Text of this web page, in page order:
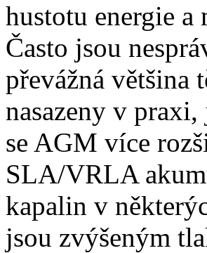
hustotu energie
Často jsou
převážná většina
nasazeny v
se AGM více
SLA/VRLA
kapalin v
jsou zvýšeným